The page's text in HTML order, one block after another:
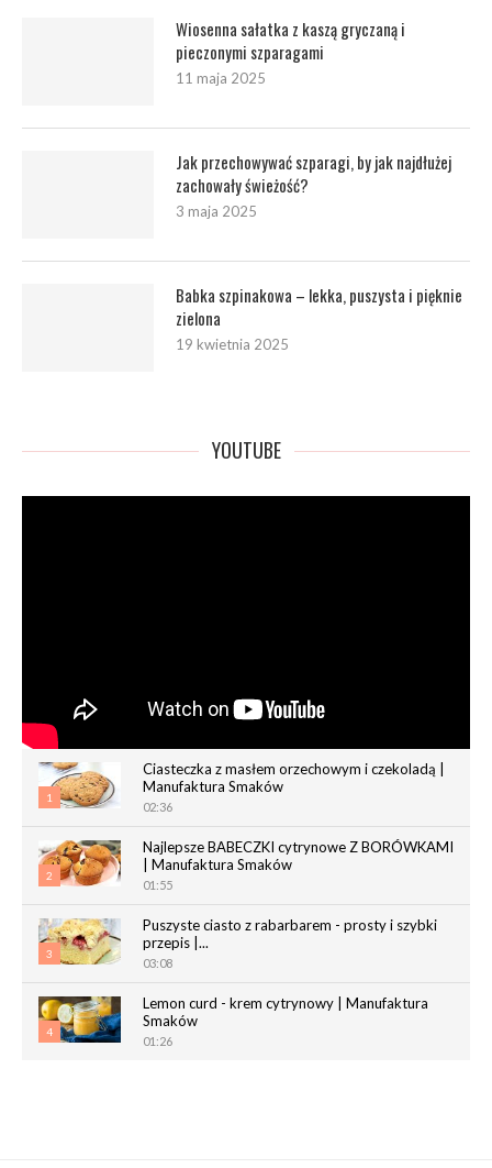
Wiosenna sałatka z kaszą gryczaną i
pieczonymi szparagami
11 maja 2025
Jak przechowywać szparagi, by jak najdłużej
zachowały świeżość?
3 maja 2025
Babka szpinakowa – lekka, puszysta i pięknie
zielona
19 kwietnia 2025
YOUTUBE
1
Ciasteczka z masłem orzechowym i czekoladą |
Manufaktura Smaków
02:36
2
Najlepsze BABECZKI cytrynowe Z BORÓWKAMI
| Manufaktura Smaków
01:55
3
Puszyste ciasto z rabarbarem - prosty i szybki
przepis |...
03:08
4
Lemon curd - krem cytrynowy | Manufaktura
Smaków
01:26